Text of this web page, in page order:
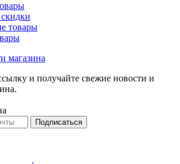
товары
магазина
и получайте свежие новости и